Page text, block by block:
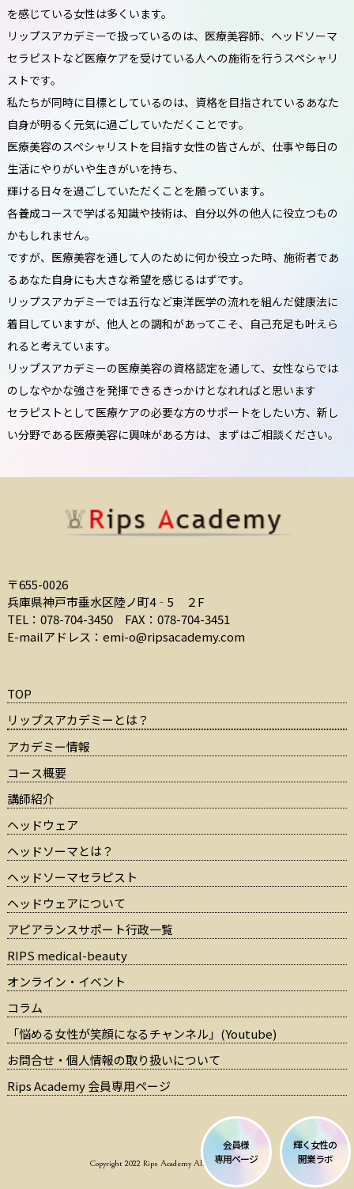
会員様
専用ページ
輝く女性の
開業ラボ
を感じている女性は多くいます。
リップスアカデミーで扱っているのは、医療美容師、ヘッドソーマ
セラピストなど医療ケアを受けている人への施術を行うスペシャリ
ストです。
私たちが同時に目標としているのは、資格を目指されているあなた
自身が明るく元気に過ごしていただくことです。
医療美容のスペシャリストを目指す女性の皆さんが、仕事や毎日の
生活にやりがいや生きがいを持ち、
輝ける日々を過ごしていただくことを願っています。
各養成コースで学ばる知識や技術は、自分以外の他人に役立つもの
かもしれません。
ですが、医療美容を通して人のために何か役立った時、施術者であ
るあなた自身にも大きな希望を感じるはずです。
リップスアカデミーでは五行など東洋医学の流れを組んだ健康法に
着目していますが、他人との調和があってこそ、自己充足も叶えら
れると考えています。
リップスアカデミーの医療美容の資格認定を通して、女性ならでは
のしなやかな強さを発揮できるきっかけとなれればと思います
セラピストとして医療ケアの必要な方のサポートをしたい方、新し
い分野である医療美容に興味がある方は、まずはご相談ください。
〒655-0026
兵庫県神戸市垂水区陸ノ町4‐5 ２F
TEL：078-704-3450FAX：078-704-3451
E-mailアドレス： emi-o@ripsacademy.com
TOP
リップスアカデミーとは？
アカデミー情報
コース概要
講師紹介
ヘッドウェア
ヘッドソーマとは？
ヘッドソーマセラピスト
ヘッドウェアについて
アピアランスサポート行政一覧
RIPS medical-beauty
オンライン・イベント
コラム
「悩める女性が笑顔になるチャンネル」(Youtube)
お問合せ・個人情報の取り扱いについて
Rips Academy 会員専用ページ
Copyright 2022 Rips Academy All Rights Reserved.